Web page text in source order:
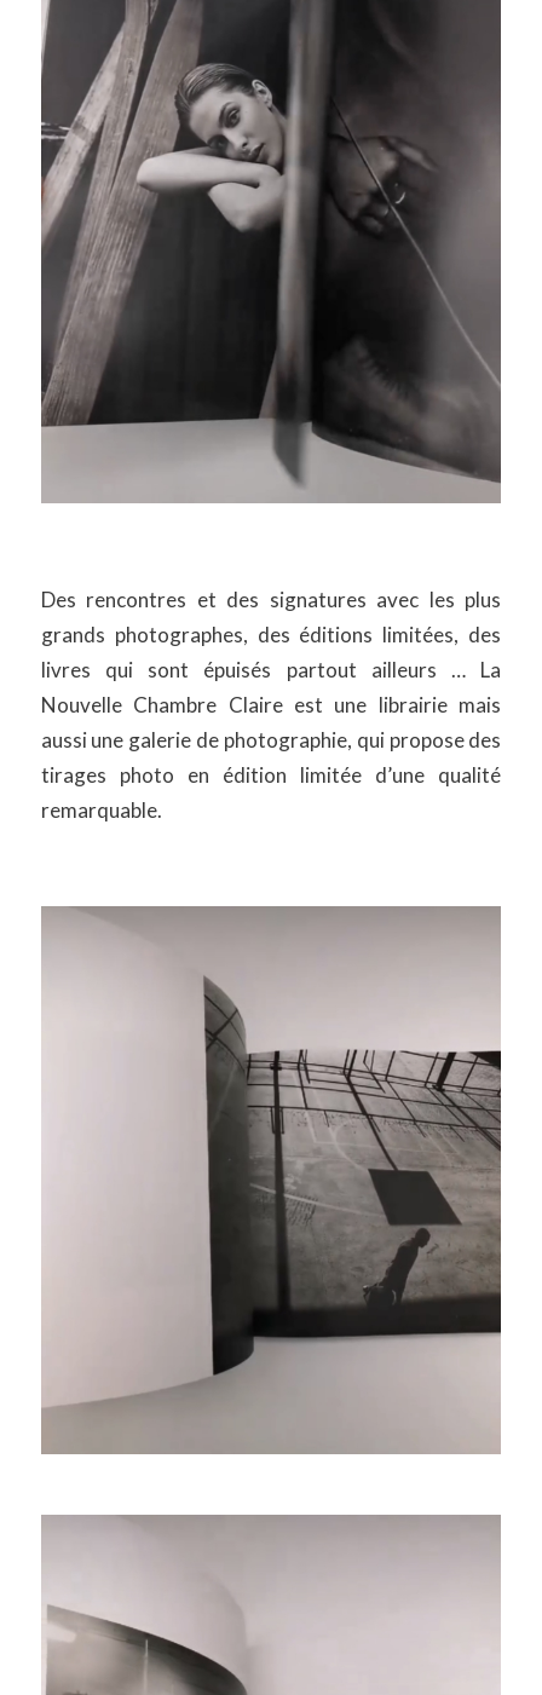
Des rencontres et des signatures avec les plus
grands photographes, des éditions limitées, des
livres qui sont épuisés partout ailleurs … La
Nouvelle Chambre Claire est une librairie mais
aussi une galerie de photographie, qui propose des
tirages photo en édition limitée d’une qualité
remarquable.